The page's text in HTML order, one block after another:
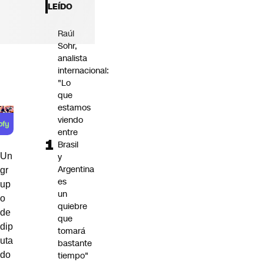
Un
gr
up
o
de
dip
uta
do
LEÍDO
Raúl
Sohr,
analista
internacional:
"Lo
que
estamos
viendo
entre
Brasil
y
Argentina
es
un
quiebre
que
tomará
bastante
tiempo"